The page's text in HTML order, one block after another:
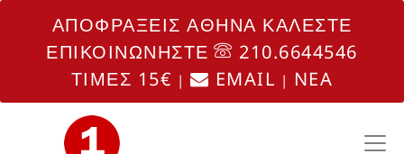
ΑΠΟΦΡΑΞΕΙΣ ΑΘΗΝΑ ΚΑΛΕΣΤΕ
ΕΠΙΚΟΙΝΩΝΗΣΤΕ
210.6644546
ΤΙΜΕΣ 15€ | EMAIL | NEA